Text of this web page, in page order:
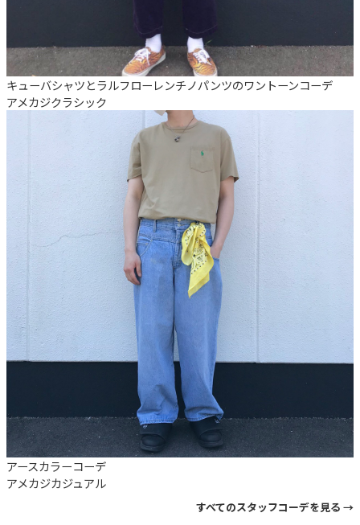
キューバシャツとラルフローレンチノパンツのワントーンコーデ
アメカジクラシック
アースカラーコーデ
アメカジカジュアル
すべてのスタッフコーデを見る →